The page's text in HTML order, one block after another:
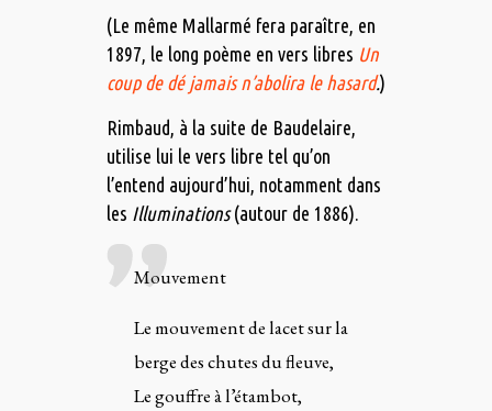
(Le même Mallarmé fera paraître, en
1897, le long poème en vers libres Un
coup de dé jamais n’abolira le hasard.)
Rimbaud, à la suite de Baudelaire,
utilise lui le vers libre tel qu’on
l’entend aujourd’hui, notamment dans
les Illuminations(autour de 1886).
Mouvement
Le mouvement de lacet sur la
berge des chutes du fleuve,
Le gouffre à l’étambot,